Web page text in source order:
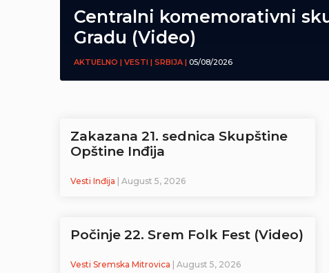
Centralni komemorativni
Gradu (Video)
AKTUELNO | VESTI | SRBIJA | 05/08/2026
Zakazana 21. sednica Skupštine
Opštine Inđija
Vesti Inđija | August 5, 2026
Počinje 22. Srem Folk Fest (Video)
Vesti Sremska Mitrovica | August 5, 2026